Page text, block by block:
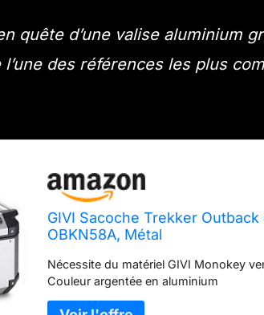
quête d’une valise aluminium
l’une des références les plus
GIVI Sacoche Trekker
OBKN58A, Métal
Nécessite du matériel GIVI Monokey
Couleur argentée en aluminium